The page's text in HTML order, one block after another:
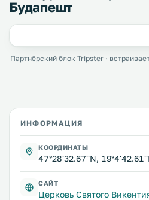
Будапешт
Партнёрский блок Tripster ·
ИНФОРМАЦИЯ
КООРДИНАТЫ
47°28'32.67''N,
САЙТ
Церковь Святого